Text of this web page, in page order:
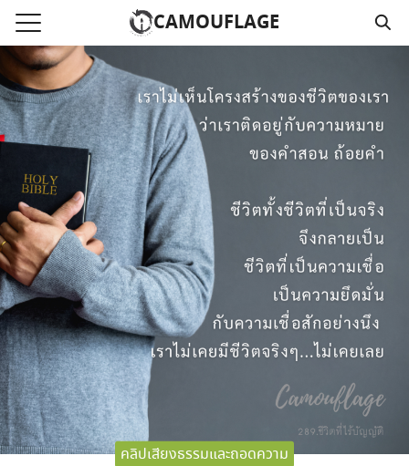
Skip
content
CAMOUFLAGE
ก
ามคลิปเสียงธรรม
หลด MP3
งสือออนไลน์
ม
Search
for:
คลิปเสียงธรรมและถอดความ